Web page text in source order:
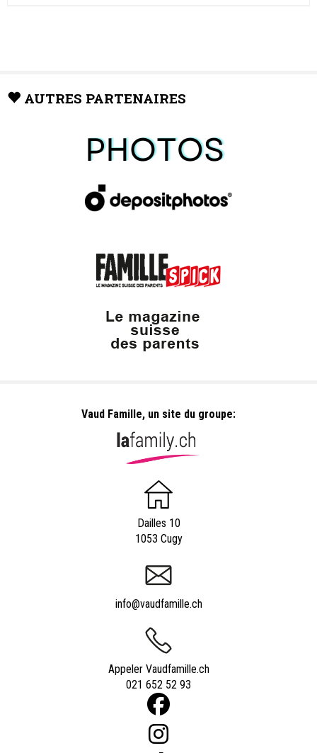
AUTRES PARTENAIRES
Vaud Famille, un site du groupe:
Dailles 10
1053 Cugy
info@vaudfamille.ch
Appeler Vaudfamille.ch
021 652 52 93